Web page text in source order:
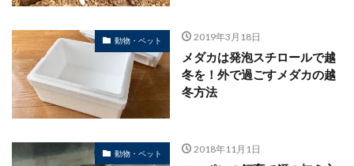
動物・ペット 2019年3月18日
メダカは発泡スチロールで越
冬を！外で過ごすメダカの越
冬方法
動物・ペット 2018年11月1日